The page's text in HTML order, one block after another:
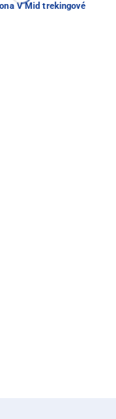
V Mid trekingové